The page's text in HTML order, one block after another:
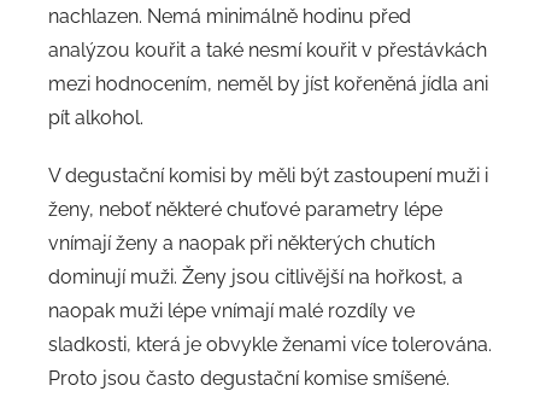
nachlazen. Nemá minimálně hodinu před
analýzou kouřit a také nesmí kouřit v přestávkách
mezi hodnocením, neměl by jíst kořeněná jídla ani
pít alkohol.
V degustační komisi by měli být zastoupení muži i
ženy, neboť některé chuťové parametry lépe
vnímají ženy a naopak při některých chutích
dominují muži. Ženy jsou citlivější na hořkost, a
naopak muži lépe vnímají malé rozdíly ve
sladkosti, která je obvykle ženami více tolerována.
Proto jsou často degustační komise smíšené.